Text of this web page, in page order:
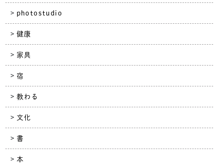
photostudio
健康
家具
宿
教わる
文化
書
本